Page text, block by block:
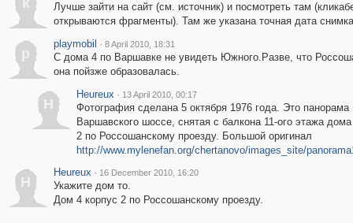
k
Лучше зайти на сайт (см. источник) и посмотреть там
открываются фрагменты). Там же указана точная дата
p
playmobil · 8 April 2010, 18:31
С дома 4 по Варшавке не увидеть Южного.Разве, что
она пойзже образовалась.
H
Heureux · 13 April 2010, 00:17
Фотография сделана 5 октября 1976 года. Это панорама
Варшавского шоссе, снятая с балкона 11-ого этажа
2 по Россошанскому проезду. Большой оригинал
http://www.mylenefan.org/chertanovo/images_site/
H
Heureux · 16 December 2010, 16:20
Укажите дом то.
Дом 4 корпус 2 по Россошанскому проезду.